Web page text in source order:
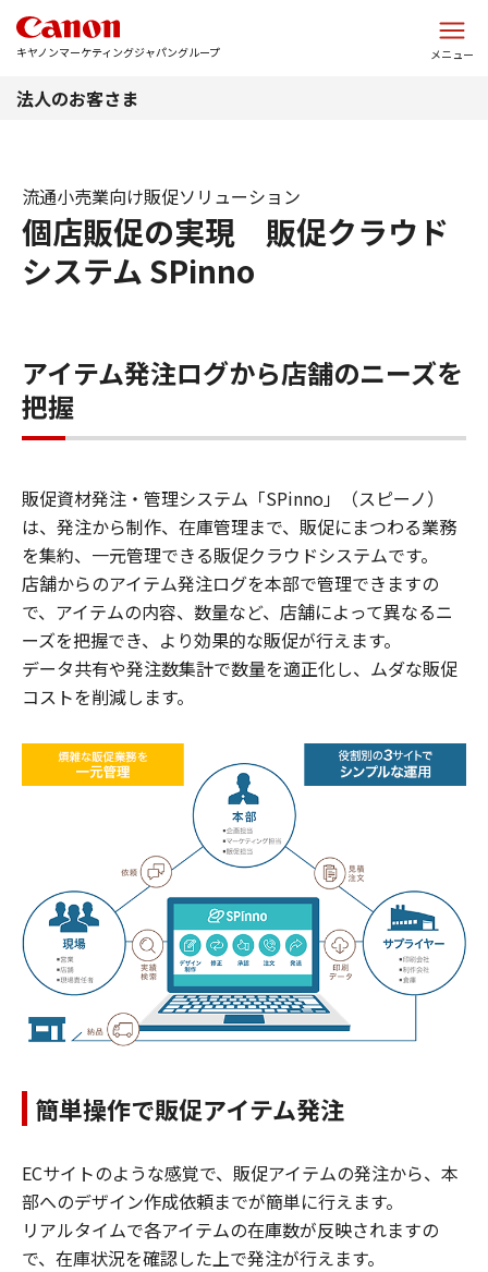
キヤノンマーケティングジャパングループ メニュー
法人のお客さま
個店販促の実現 販促クラウド
システム SPinno
流通小売業向け販促ソリューション
アイテム発注ログから店舗のニーズを
把握
販促資材発注・管理システム「SPinno」（スピーノ）
は、発注から制作、在庫管理まで、販促にまつわる業務
を集約、一元管理できる販促クラウドシステムです。
店舗からのアイテム発注ログを本部で管理できますの
で、アイテムの内容、数量など、店舗によって異なるニ
ーズを把握でき、より効果的な販促が行えます。
データ共有や発注数集計で数量を適正化し、ムダな販促
コストを削減します。
簡単操作で販促アイテム発注
ECサイトのような感覚で、販促アイテムの発注から、本
部へのデザイン作成依頼までが簡単に行えます。
リアルタイムで各アイテムの在庫数が反映されますの
で、在庫状況を確認した上で発注が行えます。